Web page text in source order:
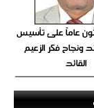
عاماً على تأسيس
ونجاح فكر الزعيم
القائد